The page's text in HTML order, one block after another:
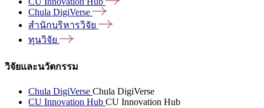
Chula DigiVerse
สำนักบริหารวิจัย
ทุนวิจัย
วิจัยและนวัตกรรม
Chula DigiVerse Chula DigiVerse
CU Innovation Hub CU Innovation Hub